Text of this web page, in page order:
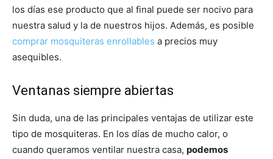
los días ese producto que al final puede ser nocivo para
nuestra salud y la de nuestros hijos. Además, es posible
comprar mosquiteras enrollables a precios muy
asequibles.
Ventanas siempre abiertas
Sin duda, una de las principales ventajas de utilizar este
tipo de mosquiteras. En los días de mucho calor, o
cuando queramos ventilar nuestra casa, podemos